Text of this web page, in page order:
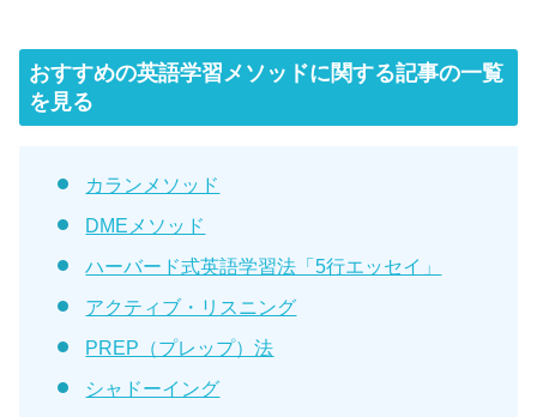
おすすめの英語学習メソッドに関する記事の一覧
を見る
カランメソッド
DMEメソッド
ハーバード式英語学習法「5行エッセイ」
アクティブ・リスニング
PREP（プレップ）法
シャドーイング